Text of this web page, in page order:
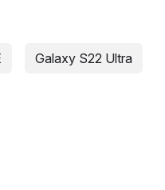
Galaxy S22 Ultra